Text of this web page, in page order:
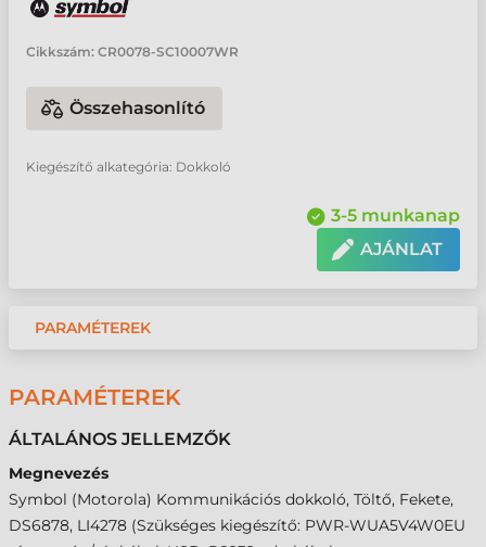
Cikkszám: CR0078-SC10007WR
Összehasonlító
Kiegészítő alkategória: Dokkoló
3-5 munkanap
AJÁNLAT
PARAMÉTEREK
PARAMÉTEREK
ÁLTALÁNOS JELLEMZŐK
Megnevezés
Symbol (Motorola) Kommunikációs dokkoló, Töltő, Fekete,
DS6878, LI4278 (Szükséges kiegészítő: PWR-WUA5V4W0EU